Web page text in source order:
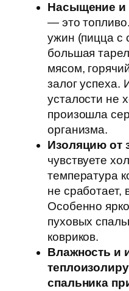
Насыщение и
— это
ужин (пицца с
большая
мясом,
залог успеха.
усталости не
произошла
организма.
Изоляцию от
чувствуете
температура
не сработает,
Особенно
пуховых
ковриков.
Влажность и
спальника